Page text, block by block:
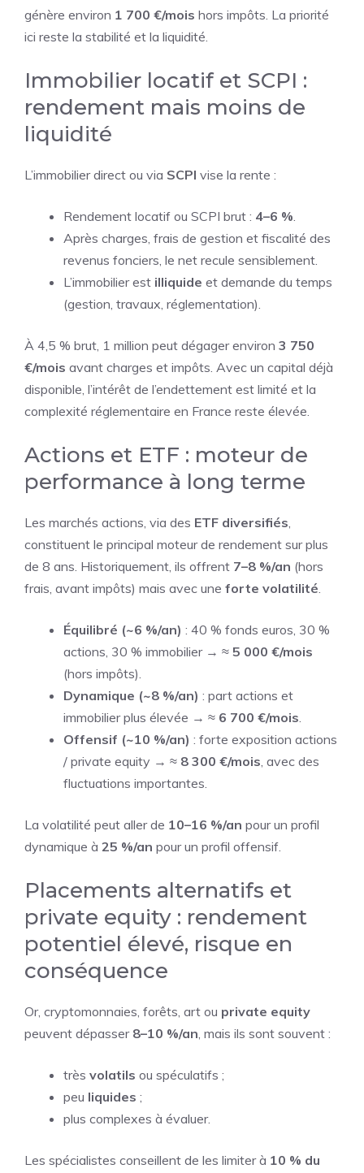
génère environ 1 700 €/mois hors impôts. La priorité
ici reste la stabilité et la liquidité.
Immobilier locatif et SCPI :
rendement mais moins de
liquidité
L’immobilier direct ou via SCPI vise la rente :
Rendement locatif ou SCPI brut : 4–6 %.
Après charges, frais de gestion et fiscalité des
revenus fonciers, le net recule sensiblement.
L’immobilier est illiquide et demande du temps
(gestion, travaux, réglementation).
À 4,5 % brut, 1 million peut dégager environ 3 750
€/mois avant charges et impôts. Avec un capital déjà
disponible, l’intérêt de l’endettement est limité et la
complexité réglementaire en France reste élevée.
Actions et ETF : moteur de
performance à long terme
Les marchés actions, via des ETF diversifiés,
constituent le principal moteur de rendement sur plus
de 8 ans. Historiquement, ils offrent 7–8 %/an (hors
frais, avant impôts) mais avec une forte volatilité.
Équilibré (~6 %/an) : 40 % fonds euros, 30 %
actions, 30 % immobilier → ≈ 5 000 €/mois
(hors impôts).
Dynamique (~8 %/an) : part actions et
immobilier plus élevée → ≈ 6 700 €/mois.
Offensif (~10 %/an) : forte exposition actions
/ private equity → ≈ 8 300 €/mois, avec des
fluctuations importantes.
La volatilité peut aller de 10–16 %/an pour un profil
dynamique à 25 %/an pour un profil offensif.
Placements alternatifs et
private equity : rendement
potentiel élevé, risque en
conséquence
Or, cryptomonnaies, forêts, art ou private equity
peuvent dépasser 8–10 %/an, mais ils sont souvent :
très volatils ou spéculatifs ;
peu liquides ;
plus complexes à évaluer.
Les spécialistes conseillent de les limiter à 10 % du